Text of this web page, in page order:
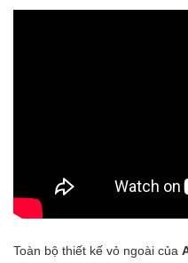
Toàn bộ thiết kế vỏ ngoài của